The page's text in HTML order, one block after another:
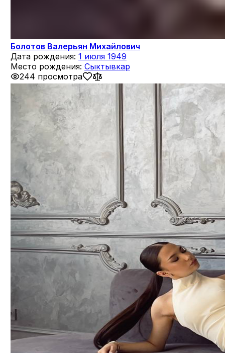
Болотов Валерьян Михайлович
Дата рождения: 1 июля 1949
Место рождения: Сыктывкар
244 просмотра